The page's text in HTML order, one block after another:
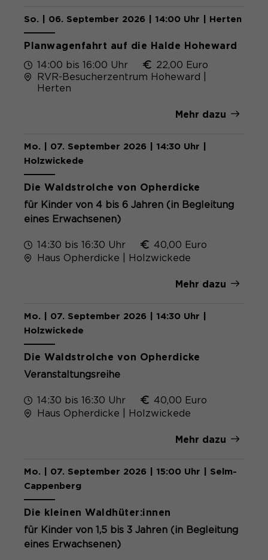
So. | 06. September 2026 | 14:00 Uhr | Herten
Planwagenfahrt auf die Halde Hoheward
14:00 bis 16:00 Uhr
22,00 Euro
RVR-Besucherzentrum Hoheward |
Herten
Mehr dazu
Mo. | 07. September 2026 | 14:30 Uhr |
Holzwickede
Die Waldstrolche von Opherdicke
für Kinder von 4 bis 6 Jahren (in Begleitung
eines Erwachsenen)
14:30 bis 16:30 Uhr
40,00 Euro
Haus Opherdicke | Holzwickede
Mehr dazu
Mo. | 07. September 2026 | 14:30 Uhr |
Holzwickede
Die Waldstrolche von Opherdicke
Veranstaltungsreihe
14:30 bis 16:30 Uhr
40,00 Euro
Haus Opherdicke | Holzwickede
Mehr dazu
Mo. | 07. September 2026 | 15:00 Uhr | Selm-
Cappenberg
Die kleinen Waldhüter:innen
für Kinder von 1,5 bis 3 Jahren (in Begleitung
eines Erwachsenen)